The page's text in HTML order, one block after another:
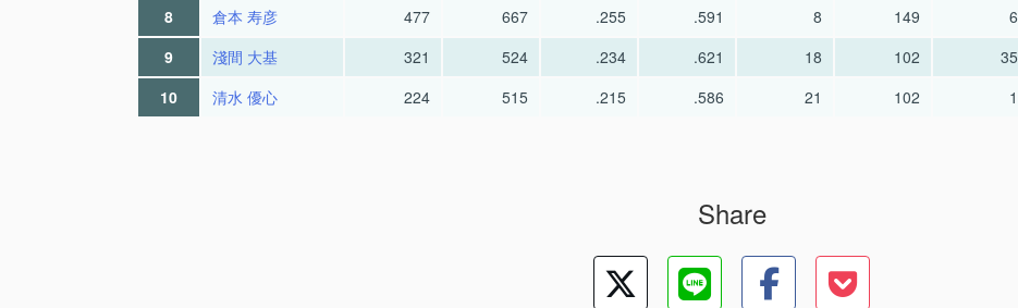
8
倉本 寿彦 477 667 .255 .591 8 149 6
9
淺間 大基 321 524 .234 .621 18 102 35
10
清水 優心 224 515 .215 .586 21 102 1
Share